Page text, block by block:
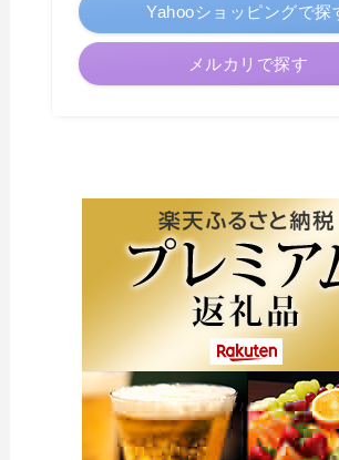
Yahooショッピングで探
メルカリで探す